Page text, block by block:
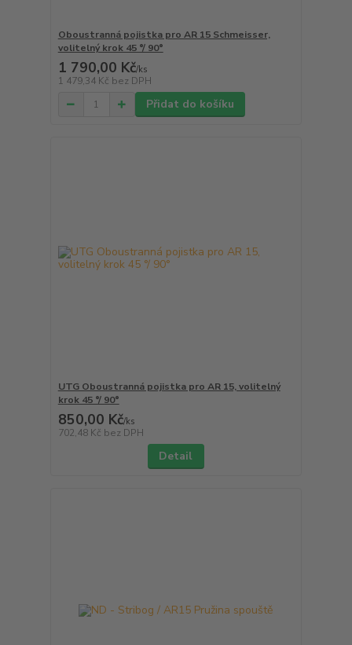
Oboustranná pojistka pro AR 15 Schmeisser,
volitelný krok 45 °/ 90°
1 790,00 Kč/ks
1 479,34 Kč bez DPH
Přidat do košíku
UTG Oboustranná pojistka pro AR 15, volitelný
krok 45 °/ 90°
850,00 Kč/ks
702,48 Kč bez DPH
Detail